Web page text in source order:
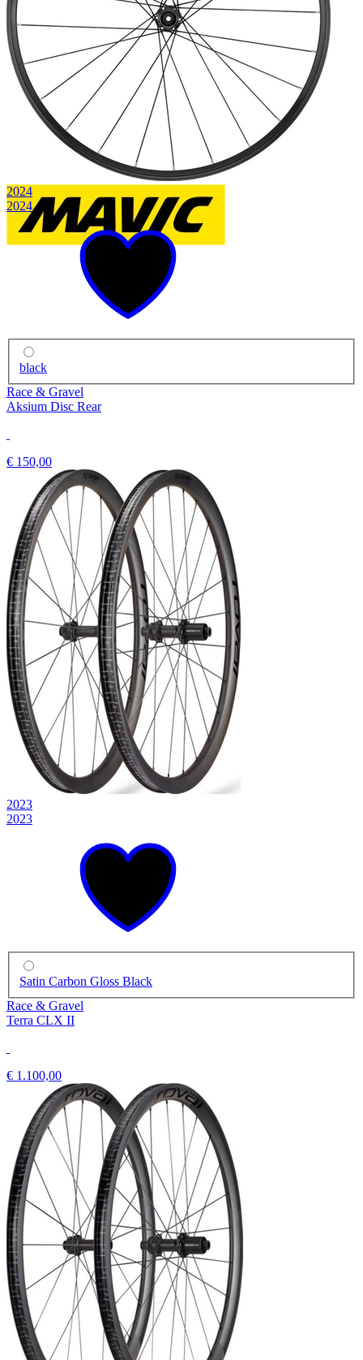
2024
2024
black
Race & Gravel
Aksium Disc Rear
€ 150,00
2023
2023
Satin Carbon Gloss Black
Race & Gravel
Terra CLX II
€ 1.100,00